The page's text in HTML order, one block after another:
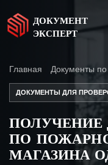
ДОКУМЕНТ
ЭКСПЕРТ
Главная Документы
ДОКУМЕНТЫ ДЛЯ
ПО
МАГАЗИНА